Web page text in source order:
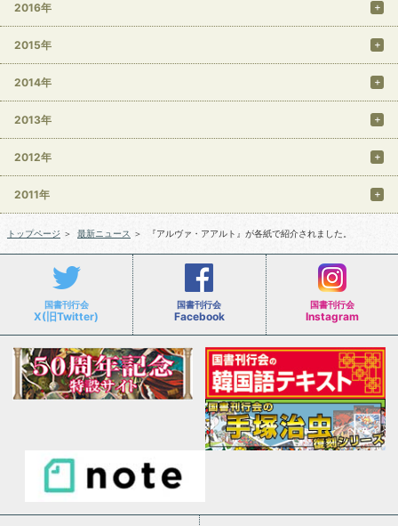
2016年
2015年
2014年
2013年
2012年
2011年
トップページ ＞ 最新ニュース ＞ 『アルヴァ・アアルト』が各紙で紹介されました。
国書刊行会
X(旧Twitter)
国書刊行会
Facebook
国書刊行会
Instagram